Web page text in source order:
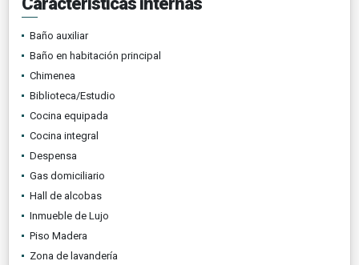
Baño auxiliar
Baño en habitación principal
Chimenea
Biblioteca/Estudio
Cocina equipada
Cocina integral
Despensa
Gas domiciliario
Hall de alcobas
Inmueble de Lujo
Piso Madera
Zona de lavandería